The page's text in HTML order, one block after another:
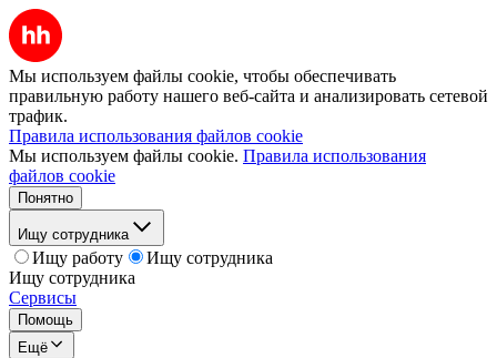
Мы используем файлы cookie, чтобы обеспечивать
правильную работу нашего веб-сайта и анализировать сетевой
трафик.
Правила использования файлов cookie
Мы используем файлы cookie. Правила использования
файлов cookie
Понятно
Ищу сотрудника
Ищу работу
Ищу сотрудника
Ищу сотрудника
Сервисы
Помощь
Ещё